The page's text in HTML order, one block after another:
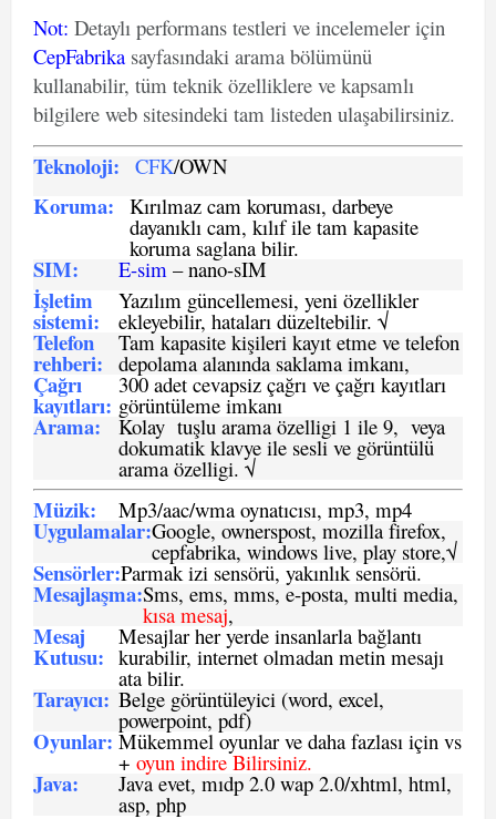
Not: Detaylı performans testleri ve incelemeler için
CepFabrika sayfasındaki arama bölümünü
kullanabilir, tüm teknik özelliklere ve kapsamlı
bilgilere web sitesindeki tam listeden ulaşabilirsiniz.
Teknoloji: CFK/OWN
Koruma: Kırılmaz cam koruması, darbeye
dayanıklı cam, kılıf ile tam kapasite
koruma saglana bilir.
SIM: E-sim – nano-sIM
İşletim
sistemi:
Yazılım güncellemesi, yeni özellikler
ekleyebilir, hataları düzeltebilir. √
Telefon
rehberi:
Tam kapasite kişileri kayıt etme ve telefon
depolama alanında saklama imkanı,
Çağrı
kayıtları:
300 adet cevapsiz çağrı ve çağrı kayıtları
görüntüleme imkanı
Arama: Kolay tuşlu arama özelligi 1 ile 9, veya
dokumatik klavye ile sesli ve görüntülü
arama özelligi. √
Müzik: Mp3/aac/wma oynatıcısı, mp3, mp4
Uygulamalar:Google, ownerspost, mozilla firefox,
cepfabrika, windows live, play store,√
Sensörler:Parmak izi sensörü, yakınlık sensörü.
Mesajlaşma:Sms, ems, mms, e-posta, multi media,
kısa mesaj,
Mesaj
Kutusu:
Mesajlar her yerde insanlarla bağlantı
kurabilir, internet olmadan metin mesajı
ata bilir.
Tarayıcı: Belge görüntüleyici (word, excel,
powerpoint, pdf)
Oyunlar: Mükemmel oyunlar ve daha fazlası için vs
+ oyun indire Bilirsiniz.
Java: Java evet, mıdp 2.0 wap 2.0/xhtml, html,
asp, php